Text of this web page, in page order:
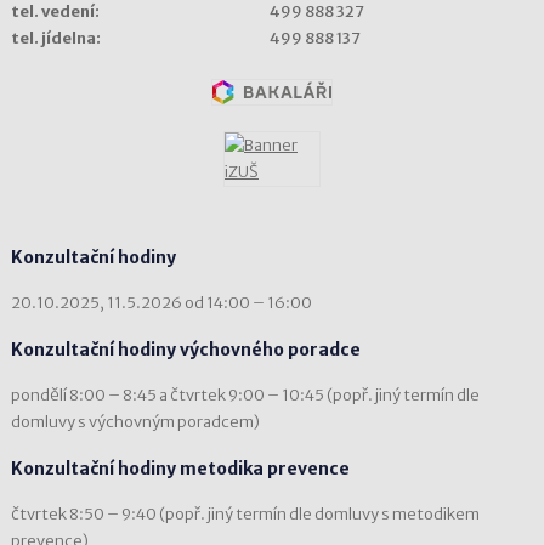
tel. vedení:
499 888 327
tel. jídelna:
499 888 137
Konzultační hodiny
20.10.2025, 11.5.2026 od 14:00 – 16:00
Konzultační hodiny výchovného poradce
pondělí 8:00 – 8:45 a čtvrtek 9:00 – 10:45 (popř. jiný termín dle
domluvy s výchovným poradcem)
Konzultační hodiny metodika prevence
čtvrtek 8:50 – 9:40 (popř. jiný termín dle domluvy s metodikem
prevence)